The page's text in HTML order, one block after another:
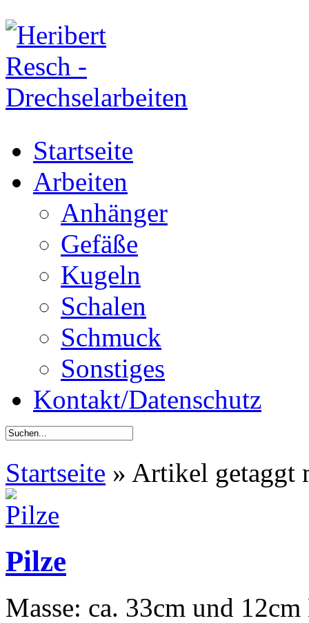
Startseite
Arbeiten
Anhänger
Gefäße
Kugeln
Schalen
Schmuck
Sonstiges
Kontakt/Datenschutz
Startseite » Artikel getaggt
Pilze
Masse: ca. 33cm und